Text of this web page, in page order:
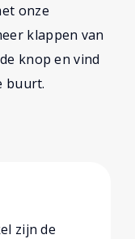
onze
klappen van
knop en vind
buurt.
zijn de